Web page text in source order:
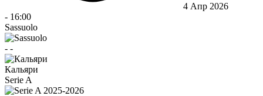
4 Апр 2026
- 16:00
Sassuolo
- -
Кальяри
Serie A